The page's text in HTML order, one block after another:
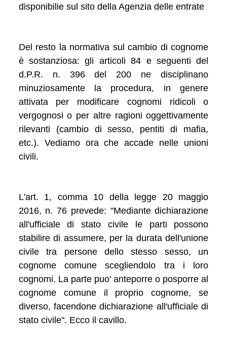
disponibilie sul sito della Agenzia delle entrate
Del resto la normativa sul cambio di cognome
è sostanziosa: gli articoli 84 e seguenti del
d.P.R. n. 396 del 200 ne disciplinano
minuziosamente la procedura, in genere
attivata per modificare cognomi ridicoli o
vergognosi o per altre ragioni oggettivamente
rilevanti (cambio di sesso, pentiti di mafia,
etc.). Vediamo ora che accade nelle unioni
civili.
L'art. 1, comma 10 della legge 20 maggio
2016, n. 76 prevede: "Mediante dichiarazione
all'ufficiale di stato civile le parti possono
stabilire di assumere, per la durata dell'unione
civile tra persone dello stesso sesso, un
cognome comune scegliendolo tra i loro
cognomi. La parte puo' anteporre o posporre al
cognome comune il proprio cognome, se
diverso, facendone dichiarazione all'ufficiale di
stato civile". Ecco il cavillo.